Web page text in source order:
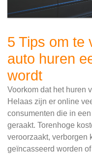
5 Tips om te
auto huren
wordt
Voorkom dat het huren
Helaas zijn er online
consumenten die in
geraakt. Torenhoge
veroorzaakt, verborgen
geïncasseerd worden